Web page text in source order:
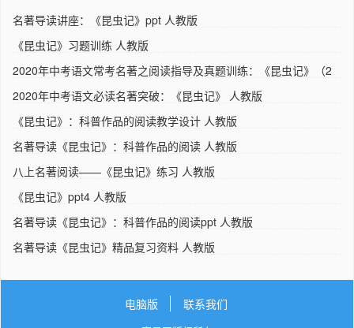
名著导读讲座：《昆虫记》ppt 人教版
《昆虫记》习题训练 人教版
2020年中考语文常考名著之阅读指导及真题训练：《昆虫记》（2
2020年中考语文必读名著突破：《昆虫记》 人教版
《昆虫记》：科普作品的阅读教学设计 人教版
名著导读《昆虫记》：科普作品的阅读 人教版
八上名著阅读——《昆虫记》练习 人教版
《昆虫记》ppt4 人教版
名著导读《昆虫记》：科普作品的阅读ppt 人教版
名著导读《昆虫记》精品复习资料 人教版
电脑版 联系我们